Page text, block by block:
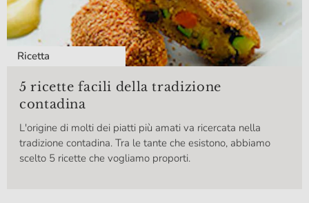
Ricetta
5 ricette facili della tradizione
contadina
L'origine di molti dei piatti più amati va ricercata nella
tradizione contadina. Tra le tante che esistono, abbiamo
scelto 5 ricette che vogliamo proporti.